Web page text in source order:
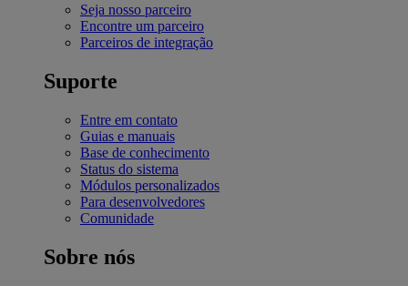
Seja nosso parceiro
Encontre um parceiro
Parceiros de integração
Suporte
Entre em contato
Guias e manuais
Base de conhecimento
Status do sistema
Módulos personalizados
Para desenvolvedores
Comunidade
Sobre nós